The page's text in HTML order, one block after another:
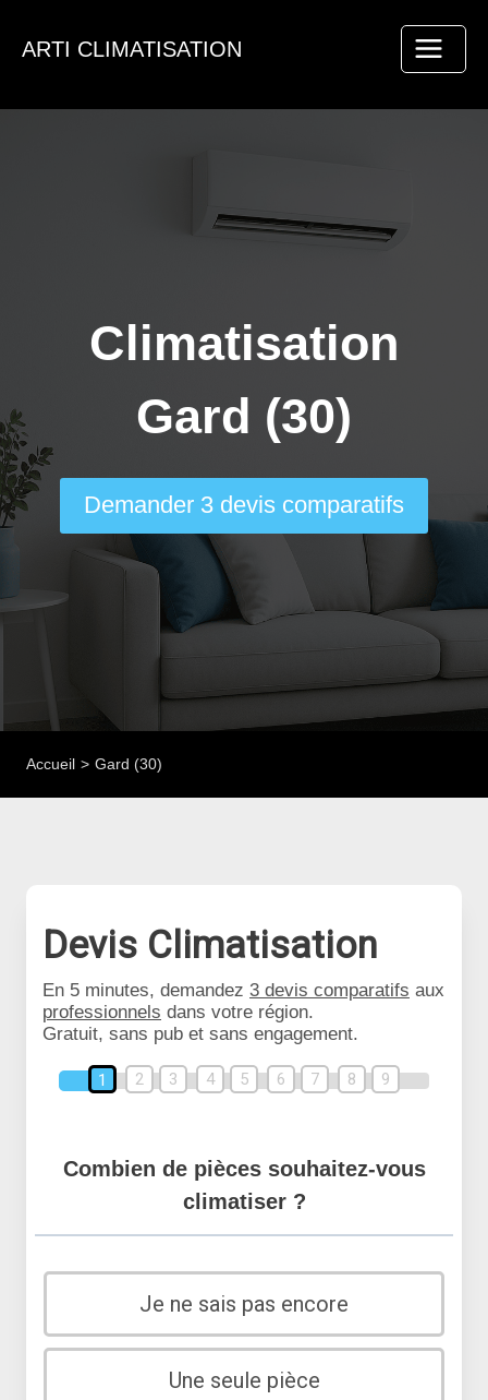
ARTI CLIMATISATION
Climatisation
Gard (30)
Demander 3 devis comparatifs
Accueil Gard (30)
Devis Climatisation
En 5 minutes, demandez 3 devis comparatifs aux
professionnels dans votre région.
Gratuit, sans pub et sans engagement.
1 2 3 4 5 6 7 8 9
Combien de pièces souhaitez-vous
climatiser ?
Je ne sais pas encore
Une seule pièce